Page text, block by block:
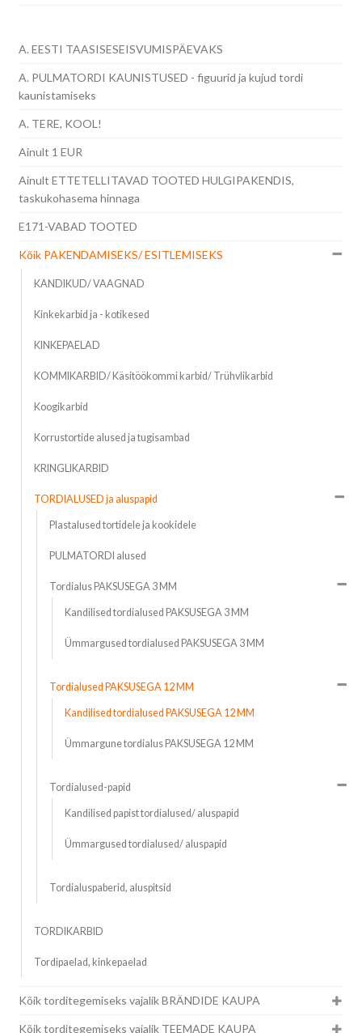
A. EESTI TAASISESEISVUMISPÄEVAKS
A. PULMATORDI KAUNISTUSED - figuurid ja kujud tordi
kaunistamiseks
A. TERE, KOOL!
Ainult 1 EUR
Ainult ETTETELLITAVAD TOOTED HULGIPAKENDIS,
taskukohasema hinnaga
E171-VABAD TOOTED
Kõik PAKENDAMISEKS/ ESITLEMISEKS
KANDIKUD/ VAAGNAD
Kinkekarbid ja - kotikesed
KINKEPAELAD
KOMMIKARBID/ Käsitöökommi karbid/ Trühvlikarbid
Koogikarbid
Korrustortide alused ja tugisambad
KRINGLIKARBID
TORDIALUSED ja aluspapid
Plastalused tortidele ja kookidele
PULMATORDI alused
Tordialus PAKSUSEGA 3 MM
Kandilised tordialused PAKSUSEGA 3 MM
Ümmargused tordialused PAKSUSEGA 3 MM
Tordialused PAKSUSEGA 12 MM
Kandilised tordialused PAKSUSEGA 12 MM
Ümmargune tordialus PAKSUSEGA 12 MM
Tordialused-papid
Kandilised papist tordialused/ aluspapid
Ümmargused tordialused/ aluspapid
Tordialuspaberid, aluspitsid
TORDIKARBID
Tordipaelad, kinkepaelad
Kõik torditegemiseks vajalik BRÄNDIDE KAUPA
Kõik torditegemiseks vajalik TEEMADE KAUPA